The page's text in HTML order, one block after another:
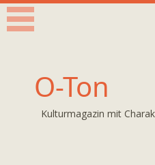
O-Ton
Kulturmagazin mit